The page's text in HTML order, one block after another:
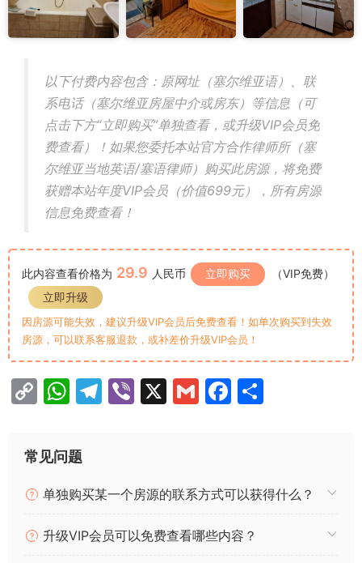
以下付费内容包含：原网址（塞尔维亚语）、联
系电话（塞尔维亚房屋中介或房东）等信息（可
点击下方“立即购买”单独查看，或升级VIP会员免
费查看）！如果您委托本站官方合作律师所（塞
尔维亚当地英语/塞语律师）购买此房源，将免费
获赠本站年度VIP会员（价值699元），所有房源
信息免费查看！
此内容查看价格为 29.9 人民币 立即购买
（VIP免费）
立即升级
因房源可能失效，建议升级VIP会员后免费查看！如单次购买到失效
房源，可以联系客服退款，或补差价升级VIP会员！
C
p
y
Li
k
W
at
s
A
p
T
a
Vi X
G
F
b
o
常见问题
单独购买某一个房源的联系方式可以获得什么？
升级VIP会员可以免费查看哪些内容？